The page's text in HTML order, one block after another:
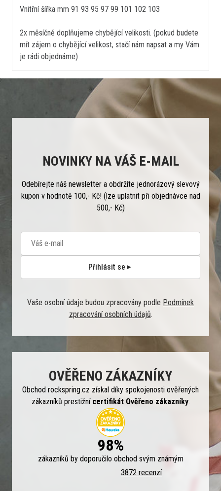
Vnitřní šířka mm 91 93 95 97 99 101 102 103
2x měsíčně doplňujeme chybějící velikosti. (pokud budete
mít zájem o chybějící velikost, stačí nám napsat a my Vám
je rádi objednáme)
NOVINKY NA VÁŠ E-MAIL
Odebírejte náš newsletter a obdržíte jednorázový slevový
kupon v hodnotě 100,- Kč! (lze uplatnit při objednávce nad
500,- Kč)
Přihlásit se
Vaše osobní údaje budou zpracovány podle Podmínek
zpracování osobních údajů.
OVĚŘENO ZÁKAZNÍKY
Obchod rockspring.cz získal díky spokojenosti ověřených
zákazníků prestižní certifikát Ověřeno zákazníky.
98%
zákazníků by doporučilo obchod svým známým
3872 recenzí